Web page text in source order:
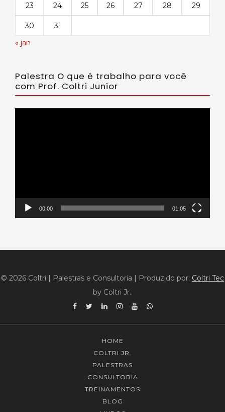
23 24 25 26 27 28 29
30
31
« jan
Palestra O que é trabalho para você
com Prof. Coltri Junior
00:00 01:05
© 2026 Coltri | Palestras e Consultoria Produzido por: Coltri Tec
by Coltri Jr..
Facebook
TwitterLinkedinInstagram
YouTubeWhatsApp
HOME
COLTRI JR.
PALESTRAS
CONSULTORIA
TREINAMENTOS
BLOG